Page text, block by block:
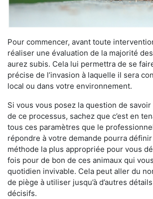
Pour commencer, avant toute
réaliser une évaluation de la majorité
aurez subis. Cela lui permettra de se
précise de l’invasion à laquelle il sera
local ou dans votre environnement.
Si vous vous posez la question de
de ce processus, sachez que c’est en
tous ces paramètres que le
répondre à votre demande pourra
méthode la plus appropriée pour vous
fois pour de bon de ces animaux qui
quotidien invivable. Cela peut aller du
de piège à utiliser jusqu’à d’autres
décisifs.